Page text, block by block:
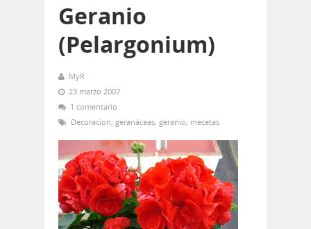
Geranio
(Pelargonium)
MyR
23 marzo 2007
1 comentario
Decoracion, geranáceas, geranio, mecetas